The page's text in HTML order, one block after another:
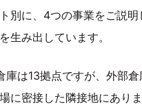
別に、4つの事業をご説
生み出しています。
庫は13拠点ですが、外部
に密接した隣接地にあり